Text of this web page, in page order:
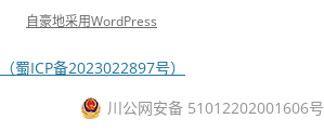
自豪地采用WordPress
（蜀ICP备2023022897号）
川公网安备 51012202001606号